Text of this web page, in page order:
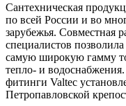
Сантехническая
по всей России и во
зарубежья. Совместная
специалистов
самую широкую гамму
тепло- и
фитинги Valtec
Петропавловской